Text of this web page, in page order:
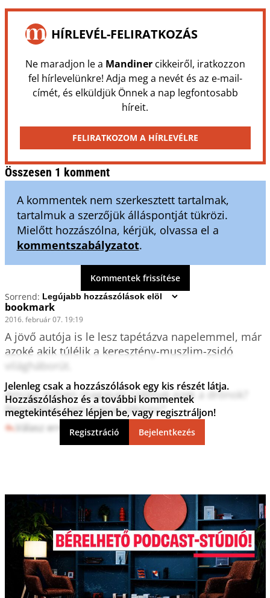
HÍRLEVÉL-FELIRATKOZÁS
Ne maradjon le a Mandinercikkeiről, iratkozzon
fel hírlevelünkre! Adja meg a nevét és az e-mail-
címét, és elküldjük Önnek a nap legfontosabb
híreit.
FELIRATKOZOM A HÍRLEVÉLRE
Összesen 1 komment
A kommentek nem szerkesztett tartalmak,
tartalmuk a szerzőjük álláspontját tükrözi.
Mielőtt hozzászólna, kérjük, olvassa el a
kommentszabályzatot.
Kommentek frissítése
Sorrend:
bookmark
2016. február 07. 19:19
A jövő autója is le lesz tapétázva napelemmel, már
azoké akik túlélik a keresztény-muszlim-zsidó
világháborút.
Amúgy milyen magasan szállnak ezek a drónok?
Repülőkkel nem fognal ütközni?
Válasz erre 0 0
Jelenleg csak a hozzászólások egy kis részét látja.
Hozzászóláshoz és a további kommentek
megtekintéséhez lépjen be, vagy regisztráljon!
Regisztráció Bejelentkezés